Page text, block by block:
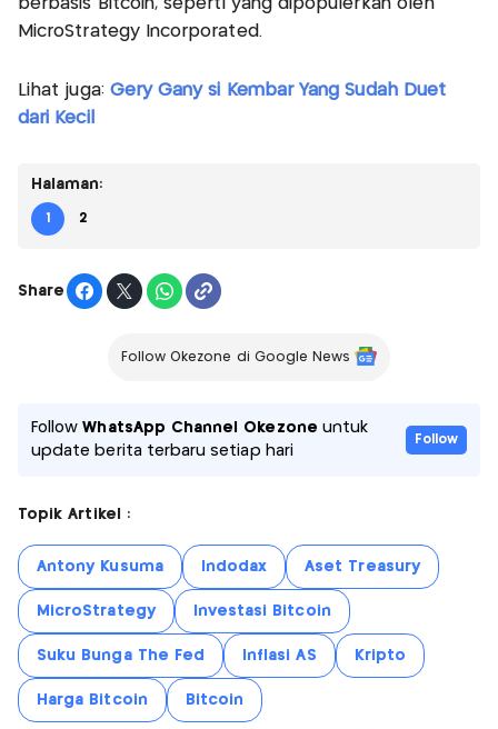
berbasis Bitcoin, seperti yang dipopulerkan oleh
MicroStrategy Incorporated.
Lihat juga: Gery Gany si Kembar Yang Sudah Duet
dari Kecil
Halaman:
1 2
Share
Follow Okezone di Google News
FollowWhatsApp Channel Okezone untuk
update berita terbaru setiap hari
Follow
Topik Artikel :
Antony Kusuma Indodax Aset Treasury
MicroStrategy Investasi Bitcoin
Suku Bunga The Fed Inflasi AS Kripto
Harga Bitcoin Bitcoin